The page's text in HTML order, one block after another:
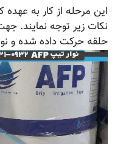
این مرحله از کار به عهده
نکات زیر توجه نمایند. جهت
حلقه حرکت داده شده و نوار